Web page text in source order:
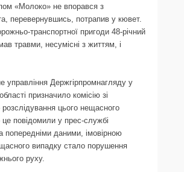
«Молоко» не впорався з
перевернувшись, потрапив у кювет.
транспортної пригоди 48-річний
травми, несумісні з життям, і
управління Держгірпромнагляду у
призначило комісію зі
розслідування цього нещасного
повідомили у прес-службі
попередніми даними, імовірною
випадку стало порушення
руху.